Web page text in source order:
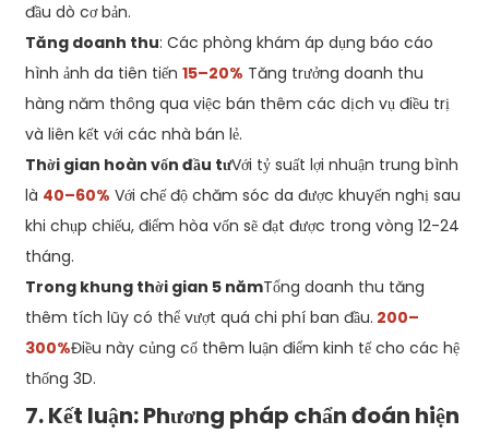
đầu dò cơ bản.
Tăng doanh thu: Các phòng khám áp dụng báo cáo
hình ảnh da tiên tiến 15–20% Tăng trưởng doanh thu
hàng năm thông qua việc bán thêm các dịch vụ điều trị
và liên kết với các nhà bán lẻ.
Thời gian hoàn vốn đầu tưVới tỷ suất lợi nhuận trung bình
là 40–60% Với chế độ chăm sóc da được khuyến nghị sau
khi chụp chiếu, điểm hòa vốn sẽ đạt được trong vòng 12-24
tháng.
Trong khung thời gian 5 nămTổng doanh thu tăng
thêm tích lũy có thể vượt quá chi phí ban đầu. 200–
300%Điều này củng cố thêm luận điểm kinh tế cho các hệ
thống 3D.
7. Kết luận: Phương pháp chẩn đoán hiện